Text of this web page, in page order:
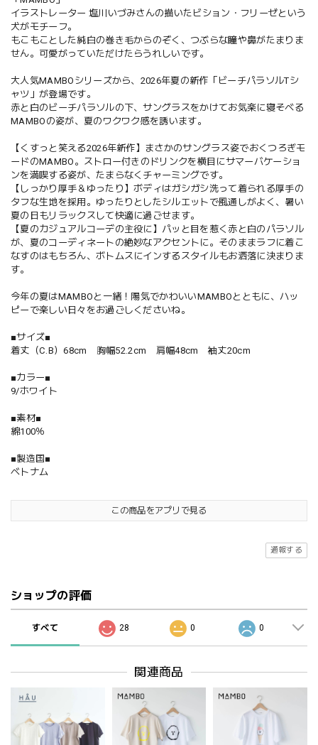
イラストレーター 塩川いづみさんの描いたビション・フリーゼという
犬がモチーフ。
もこもことした純白の巻き毛からのぞく、つぶらな瞳や鼻がたまりま
せん。可愛がっていただけたらうれしいです。
大人気MAMBOシリーズから、2026年夏の新作「ビーチパラソルTシ
ャツ」が登場です。
赤と白のビーチパラソルの下、サングラスをかけてお気楽に寝そべる
MAMBOの姿が、夏のワクワク感を誘います。
【くすっと笑える2026年新作】まさかのサングラス姿でおくつろぎモ
ードのMAMBO。ストロー付きのドリンクを横目にサマーバケーショ
ンを満喫する姿が、たまらなくチャーミングです。
【しっかり厚手＆ゆったり】ボディはガシガシ洗って着られる厚手の
タフな生地を採用。ゆったりとしたシルエットで風通しがよく、暑い
夏の日もリラックスして快適に過ごせます。
【夏のカジュアルコーデの主役に】パッと目を惹く赤と白のパラソル
が、夏のコーディネートの絶妙なアクセントに。そのままラフに着こ
なすのはもちろん、ボトムスにインするスタイルもお洒落に決まりま
す。
今年の夏はMAMBOと一緒！陽気でかわいいMAMBOとともに、ハッ
ピーで楽しい日々をお過ごしくださいね。
■サイズ■
着丈（C.B）68cm 胸幅52.2cm 肩幅48cm 袖丈20cm
■カラー■
9/ホワイト
■素材■
綿100％
■製造国■
ベトナム
この商品をアプリで見る
通報する
ショップの評価
すべて 28 0 0
関連商品